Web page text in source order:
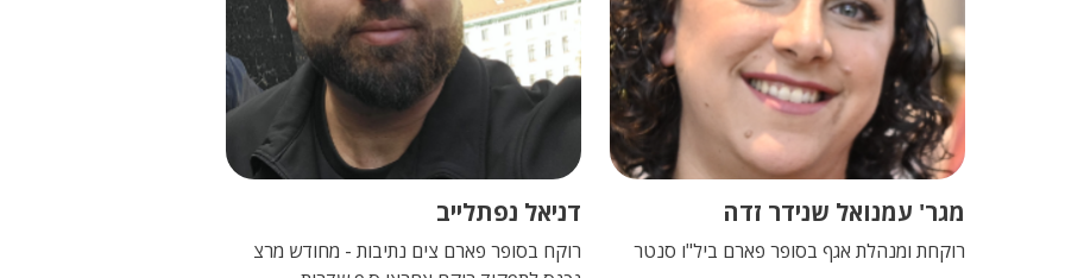
מגר' עמנואל שנידר זדה
רוקחת ומנהלת אגף בסופר פארם ביל"ו סנטר
דניאל נפתלייב
רוקח בסופר פארם צים נתיבות - מחודש מרצ